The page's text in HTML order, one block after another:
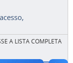
A LISTA COMPLETA